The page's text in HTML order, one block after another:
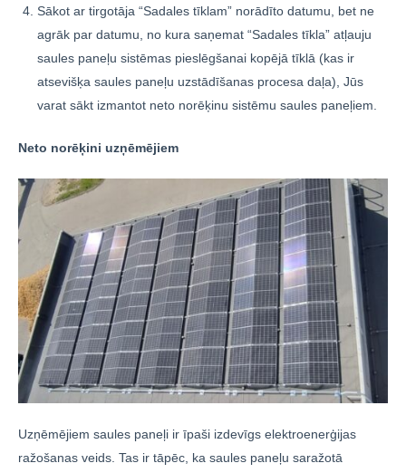
Sākot ar tirgotāja “Sadales tīklam” norādīto datumu, bet ne
agrāk par datumu, no kura saņemat “Sadales tīkla” atļauju
saules paneļu sistēmas pieslēgšanai kopējā tīklā (kas ir
atsevišķa saules paneļu uzstādīšanas procesa daļa), Jūs
varat sākt izmantot neto norēķinu sistēmu saules paneļiem.
Neto norēķini uzņēmējiem
Uzņēmējiem saules paneļi ir īpaši izdevīgs elektroenerģijas
ražošanas veids. Tas ir tāpēc, ka saules paneļu saražotā